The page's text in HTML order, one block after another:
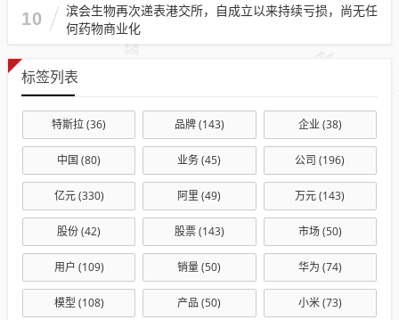
10
滨会生物再次递表港交所，自成立以来持续亏损，尚无任
何药物商业化
标签列表
特斯拉(36) 品牌(143) 企业(38)
中国 (80) 业务(45) 公司 (196)
亿元(330) 阿里 (49) 万元(143)
股份(42) 股票(143) 市场(50)
用户 (109) 销量(50) 华为 (74)
模型 (108) 产品 (50) 小米(73)